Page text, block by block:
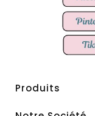
Produits